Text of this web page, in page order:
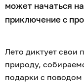
может начаться
приключение с
Лето диктует свои
природу,
подарки с